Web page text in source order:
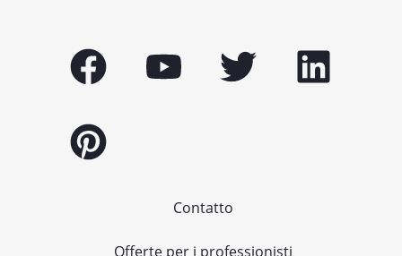
Contatto
Offerte per i professionisti